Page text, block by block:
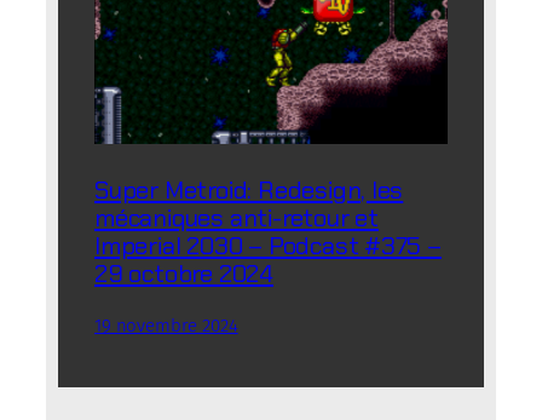
Super Metroid: Redesign, les
mécaniques anti-retour et
Imperial 2030 – Podcast #375 –
29 octobre 2024
19 novembre 2024